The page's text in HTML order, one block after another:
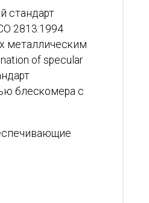
стандарт
2813:1994
металлическим
of specular
блескомера с